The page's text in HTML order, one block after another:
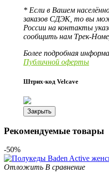
* Если в Вашем
заказов СДЭК, то вы
России на контакты
сообщить нам Трек-
Более подробная
Публичной оферты
Штрих-код Velcave
Закрыть
Рекомендуемые товары
-50%
Отложить В сравнение